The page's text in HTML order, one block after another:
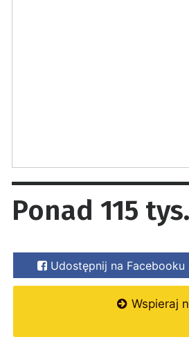
Ponad 115
Udostępnij na Facebooku
Wspieraj